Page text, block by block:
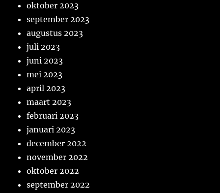
oktober 2023
september 2023
augustus 2023
juli 2023
juni 2023
mei 2023
april 2023
maart 2023
februari 2023
januari 2023
december 2022
november 2022
oktober 2022
september 2022